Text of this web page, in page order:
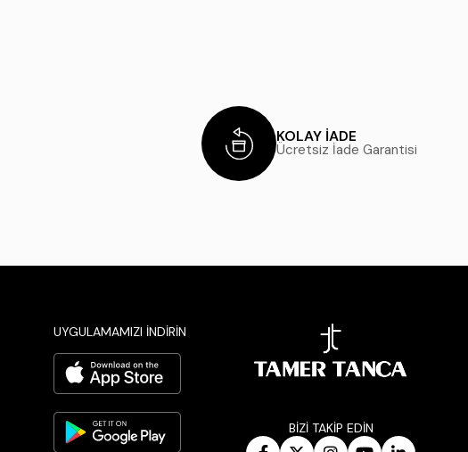
KOLAY İADE
Ücretsiz İade Garantisi
UYGULAMAMIZI İNDİRİN
BİZİ TAKİP EDİN